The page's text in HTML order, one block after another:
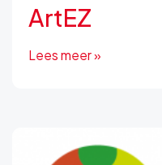
ArtEZ
Lees meer »